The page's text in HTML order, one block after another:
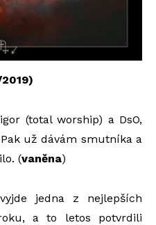
(total worship) a DsO,
už dávám smutníka a
(vaněna)
jedna z nejlepších
a to letos potvrdili